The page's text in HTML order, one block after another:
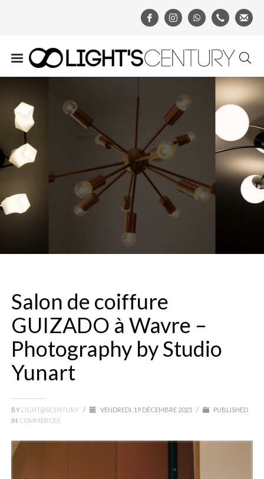
Salon de coiffure
GUIZADO à Wavre –
Photography by Studio
Yunart
BY LIGHT@SCENTURY / VENDREDI, 19 DÉCEMBRE 2025 /
PUBLISHED
IN COMMERCES